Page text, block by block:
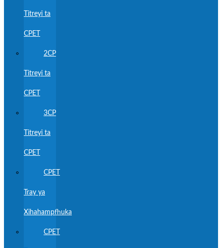
Titreyi ta
CPET
2CP
Titreyi ta
CPET
3CP
Titreyi ta
CPET
CPET
Tray ya
Xihahampfhuka
CPET